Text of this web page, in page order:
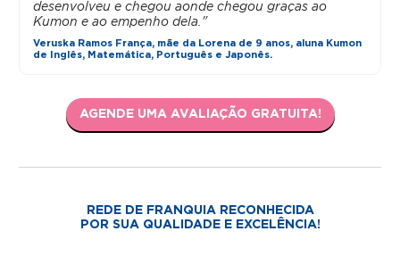
desenvolveu e chegou aonde chegou graças ao
Kumon e ao empenho dela."
Veruska Ramos França, mãe da Lorena de 9 anos, aluna Kumon
de Inglês, Matemática, Português e Japonês.
AGENDE UMA AVALIAÇÃO GRATUITA!
REDE DE FRANQUIA RECONHECIDA
POR SUA QUALIDADE E EXCELÊNCIA!